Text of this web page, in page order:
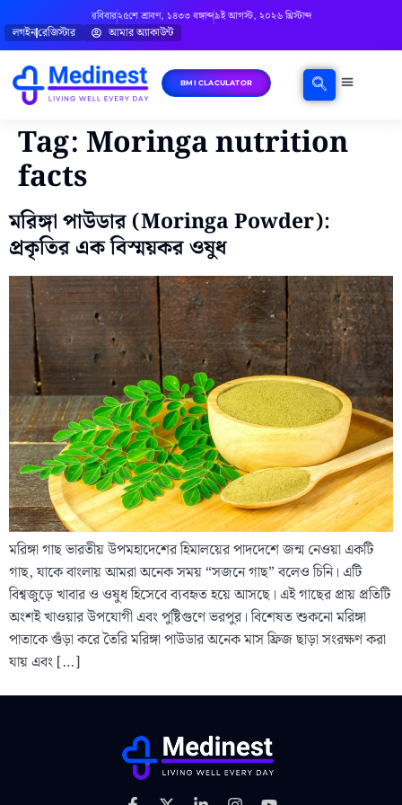
রবিবার২৫শে শ্রাবণ, ১৪৩৩ বঙ্গাব্দ৯ই আগস্ট, ২০২৬ খ্রিস্টাব্দ
লগইনরেজিস্টার আমার অ্যাকাউন্ট
BMI CLACULATOR
Tag:Moringa nutrition
facts
মরিঙ্গা পাউডার (Moringa Powder):
প্রকৃতির এক বিস্ময়কর ওষুধ
মরিঙ্গা গাছ ভারতীয় উপমহাদেশের হিমালয়ের পাদদেশে জন্ম নেওয়া একটি
গাছ, যাকে বাংলায় আমরা অনেক সময় “সজনে গাছ” বলেও চিনি। এটি
বিশ্বজুড়ে খাবার ও ওষুধ হিসেবে ব্যবহৃত হয়ে আসছে। এই গাছের প্রায় প্রতিটি
অংশই খাওয়ার উপযোগী এবং পুষ্টিগুণে ভরপুর। বিশেষত শুকনো মরিঙ্গা
পাতাকে গুঁড়া করে তৈরি মরিঙ্গা পাউডার অনেক মাস ফ্রিজ ছাড়া সংরক্ষণ করা
যায় এবং […]